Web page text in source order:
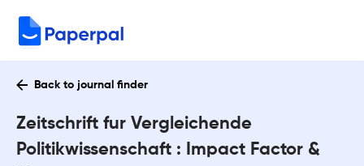
Back to journal finder
Zeitschrift fur Vergleichende
Politikwissenschaft : Impact Factor &